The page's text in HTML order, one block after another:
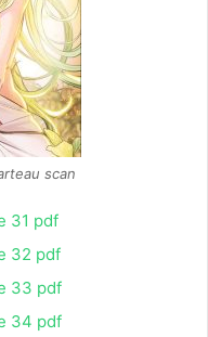
scan
31 pdf
32 pdf
33 pdf
34 pdf